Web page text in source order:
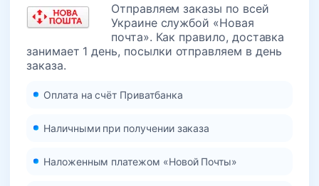
Отправляем заказы по всей
Украине службой «Новая
почта». Как правило, доставка
занимает 1 день, посылки отправляем в день
заказа.
Оплата на счёт Приватбанка
Наличными при получении заказа
Наложенным платежом «Новой Почты»